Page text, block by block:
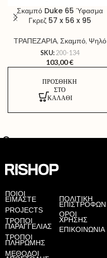
Σκαμπό Duke 65 Ύφασμα
Γκρεζ 57 x 56 x 95
TΡΑΠΕΖΑΡΙΑ, Σκαμπό, Ψηλό
SKU: 200-134
103,00€
ΠΡΟΣΘΉΚΗ
ΣΤΟ
ΚΑΛΆΘΙ
ΠΟΙΟΙ
ΕΙΜΑΣΤΕ
PROJECTS
ΤΡΟΠΟΙ
ΠΑΡΑΓΓΕΛΙΑΣ
ΤΡΟΠΟΙ
ΠΛΗΡΩΜΗΣ
ΜΕΘΟΔΟΙ
ΠΟΛΙΤΙΚΗ
ΕΠΙΣΤΡΟΦΩΝ
ΟΡΟΙ
ΧΡΗΣΗΣ
ΕΠΙΚΟΙΝΩΝΙΑ